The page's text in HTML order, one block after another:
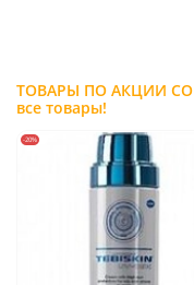
Страна производитель:
все товары!
-20%